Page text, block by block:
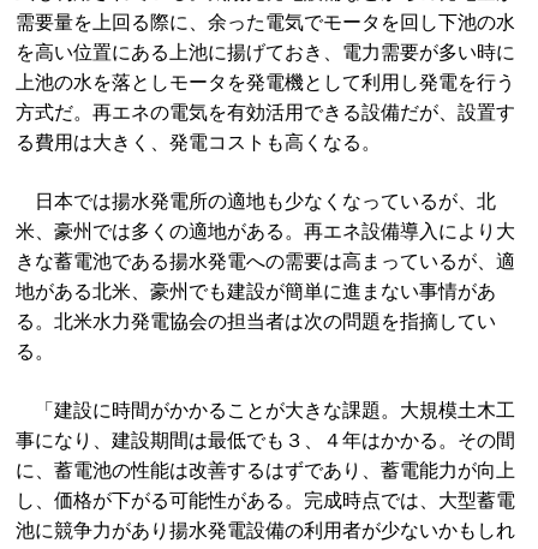
需要量を上回る際に、余った電気でモータを回し下池の水
を高い位置にある上池に揚げておき、電力需要が多い時に
上池の水を落としモータを発電機として利用し発電を行う
方式だ。再エネの電気を有効活用できる設備だが、設置す
る費用は大きく、発電コストも高くなる。
日本では揚水発電所の適地も少なくなっているが、北
米、豪州では多くの適地がある。再エネ設備導入により大
きな蓄電池である揚水発電への需要は高まっているが、適
地がある北米、豪州でも建設が簡単に進まない事情があ
る。北米水力発電協会の担当者は次の問題を指摘してい
る。
「建設に時間がかかることが大きな課題。大規模土木工
事になり、建設期間は最低でも３、４年はかかる。その間
に、蓄電池の性能は改善するはずであり、蓄電能力が向上
し、価格が下がる可能性がある。完成時点では、大型蓄電
池に競争力があり揚水発電設備の利用者が少ないかもしれ